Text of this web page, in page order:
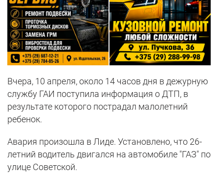
Вчера, 10 апреля, около 14 часов дня в дежурную
службу ГАИ поступила информация о ДТП, в
результате которого пострадал малолетний
ребенок.
Авария произошла в Лиде. Установлено, что 26-
летний водитель двигался на автомобиле "ГАЗ" по
улице Советской.